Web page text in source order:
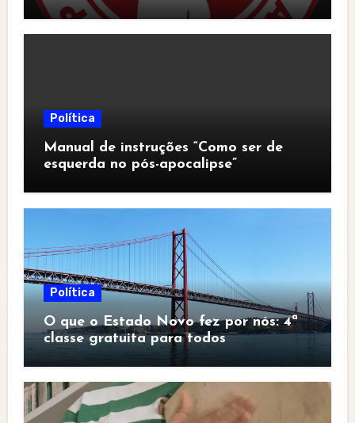
Política
Manual de instruções “Como ser de
esquerda no pós-apocalipse”
Política
O que o Estado Novo fez por nós: 4ª
classe gratuita para todos